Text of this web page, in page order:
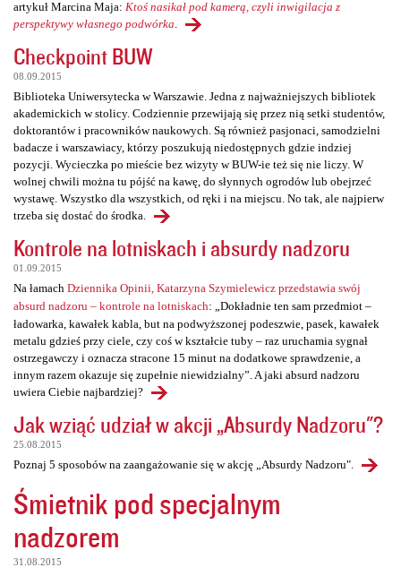
artykuł Marcina Maja: Ktoś nasikał pod kamerą, czyli inwigilacja z
perspektywy własnego podwórka
Checkpoint BUW
08.09.2015
Biblioteka Uniwersytecka w Warszawie. Jedna z najważniejszych bibliotek
akademickich w stolicy. Codziennie przewijają się przez nią setki studentów,
doktorantów i pracowników naukowych. Są również pasjonaci, samodzielni
badacze i warszawiacy, którzy poszukują niedostępnych gdzie indziej
pozycji. Wycieczka po mieście bez wizyty w BUW-ie też się nie liczy. W
wolnej chwili można tu pójść na kawę, do słynnych ogrodów lub obejrzeć
wystawę. Wszystko dla wszystkich, od ręki i na miejscu. No tak, ale najpierw
trzeba się dostać do środka.
Kontrole na lotniskach i absurdy nadzoru
01.09.2015
Na łamach Dziennika Opinii, Katarzyna Szymielewicz przedstawia swój
absurd nadzoru – kontrole na lotniskach: „Dokładnie ten sam przedmiot –
ładowarka, kawałek kabla, but na podwyższonej podeszwie, pasek, kawałek
metalu gdzieś przy ciele, czy coś w kształcie tuby – raz uruchamia sygnał
ostrzegawczy i oznacza stracone 15 minut na dodatkowe sprawdzenie, a
innym razem okazuje się zupełnie niewidzialny”. A jaki absurd nadzoru
uwiera Ciebie najbardziej?
Jak wziąć udział w akcji „Absurdy Nadzoru"?
25.08.2015
Poznaj 5 sposobów na zaangażowanie się w akcję „Absurdy Nadzoru".
Śmietnik pod specjalnym
nadzorem
31.08.2015